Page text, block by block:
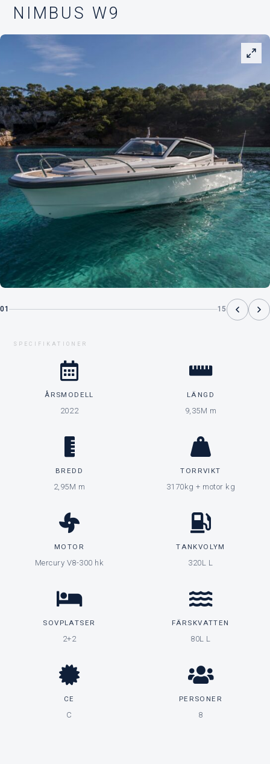
NIMBUS W9
01 15
SPECIFIKATIONER
ÅRSMODELL
2022
LÄNGD
9,35M m
BREDD
2,95M m
TORRVIKT
3170kg + motor kg
MOTOR
Mercury V8-300 hk
TANKVOLYM
320L L
SOVPLATSER
2+2
FÄRSKVATTEN
80L L
CE
C
PERSONER
8